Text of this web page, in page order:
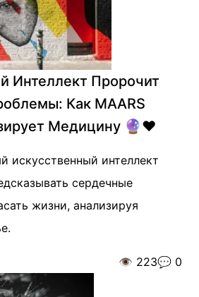
Интеллект Пророчит
Как MAARS
Медицину 🔮❤️
искусственный интеллект
сердечные
жизни, анализируя
👁️ 223💬 0